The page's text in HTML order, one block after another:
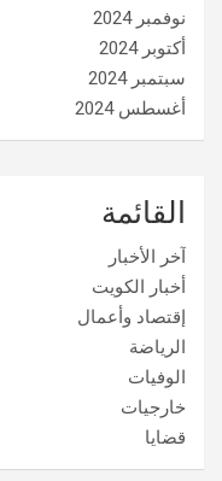
نوفمبر 2024
أكتوبر 2024
سبتمبر 2024
أغسطس 2024
القائمة
آخر الأخبار
أخبار الكويت
إقتصاد وأعمال
الرياضة
الوفيات
خارجيات
قضايا